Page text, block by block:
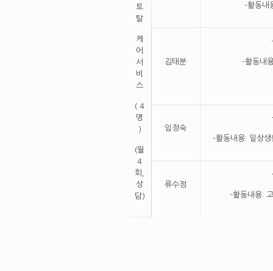
토
탈
케
어
서
비
스
( 4
명
)
(월
4
회,
상
담)
-활동내
김태분 -활동내
임정숙
-활동내용: 일상
류수정
-활동내용: